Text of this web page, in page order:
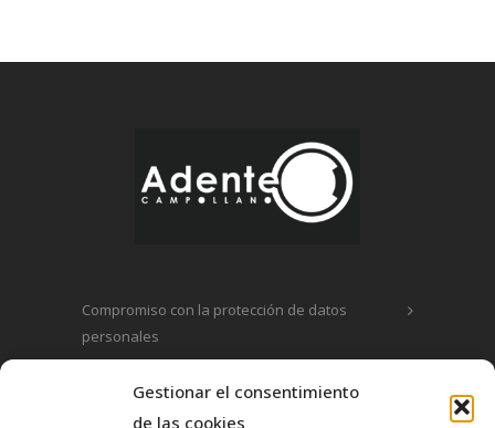
Gestionar el consentimiento
de las cookies
Compromiso con la protección de datos
personales
Política de privacidad